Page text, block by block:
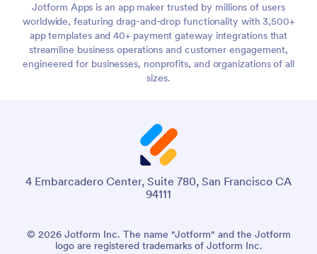
Jotform Apps is an app maker trusted by millions of users
worldwide, featuring drag-and-drop functionality with 3,500+
app templates and 40+ payment gateway integrations that
streamline business operations and customer engagement,
engineered for businesses, nonprofits, and organizations of all
sizes.
4 Embarcadero Center, Suite 780, San Francisco CA
94111
© 2026 Jotform Inc. The name "Jotform" and the Jotform
logo are registered trademarks of Jotform Inc.